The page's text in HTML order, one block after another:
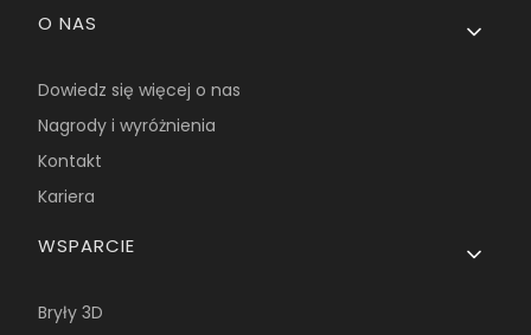
O NAS
Dowiedz się więcej o nas
Nagrody i wyróżnienia
Kontakt
Kariera
WSPARCIE
Bryły 3D